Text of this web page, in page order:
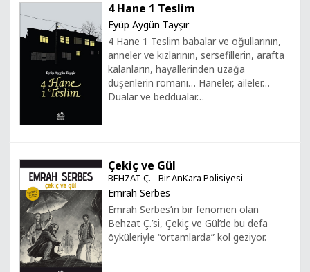
4 Hane 1 Teslim
Eyüp Aygün Tayşir
4 Hane 1 Teslim babalar ve oğullarının,
anneler ve kızlarının, sersefillerin, arafta
kalanların, hayallerinden uzağa
düşenlerin romanı… Haneler, aileler…
Dualar ve beddualar…
Çekiç ve Gül
BEHZAT Ç. - Bir AnKara Polisiyesi
Emrah Serbes
Emrah Serbes’in bir fenomen olan
Behzat Ç.’si, Çekiç ve Gül’de bu defa
öyküleriyle “ortamlarda” kol geziyor.